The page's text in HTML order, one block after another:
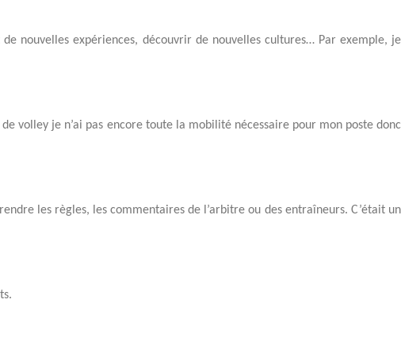
nouvelles expériences, découvrir de nouvelles cultures… Par exemple, je
volley je n’ai pas encore toute la mobilité nécessaire pour mon poste donc
les règles, les commentaires de l’arbitre ou des entraîneurs. C’était un